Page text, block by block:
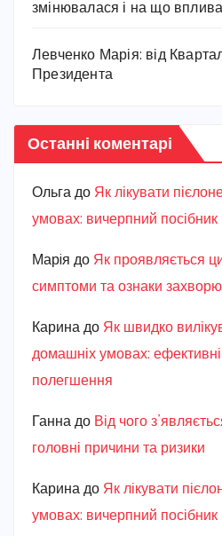
змінювалася і на що
Левченко Марія: від
Президента
Останні коментарі
Ольга до Як лікувати
умовах: вичерпний посібник
Марiя до Як проявляється
симптоми та ознаки
Карина до Як швидко
домашніх умовах:
полегшення
Ганна до Від чого
головні причини та ризики
Карина до Як лікувати
умовах: вичерпний посібник